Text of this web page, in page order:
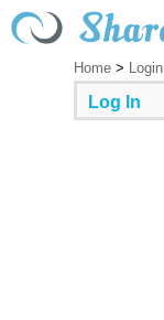
Home > Login
Log In